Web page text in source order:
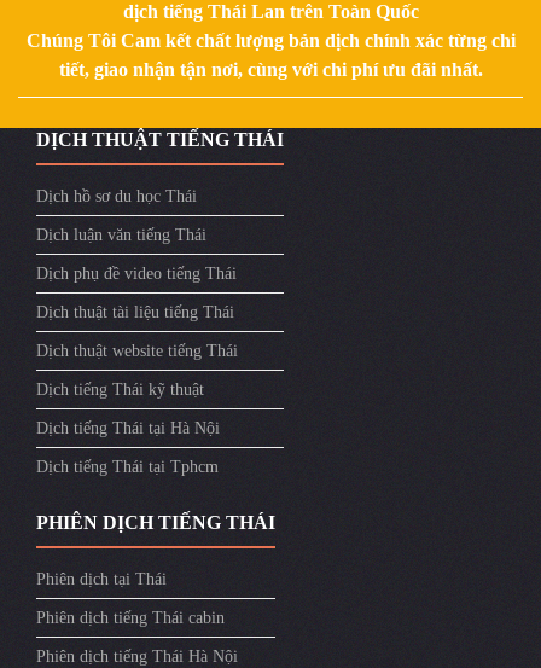
dịch tiếng Thái Lan trên Toàn Quốc
Chúng Tôi Cam kết chất lượng bản dịch chính xác từng chi
tiết, giao nhận tận nơi, cùng với chi phí ưu đãi nhất.
DỊCH THUẬT TIẾNG THÁI
Dịch hồ sơ du học Thái
Dịch luận văn tiếng Thái
Dịch phụ đề video tiếng Thái
Dịch thuật tài liệu tiếng Thái
Dịch thuật website tiếng Thái
Dịch tiếng Thái kỹ thuật
Dịch tiếng Thái tại Hà Nội
Dịch tiếng Thái tại Tphcm
PHIÊN DỊCH TIẾNG THÁI
Phiên dịch tại Thái
Phiên dịch tiếng Thái cabin
Phiên dịch tiếng Thái Hà Nội